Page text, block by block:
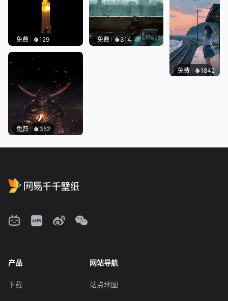
免费 129 免费 314
免费 352
免费 1842辰东
产品
下载
网站导航
站点地图